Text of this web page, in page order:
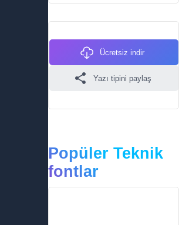
Ücretsiz indir
Yazı tipini paylaş
Popüler Teknik
fontlar